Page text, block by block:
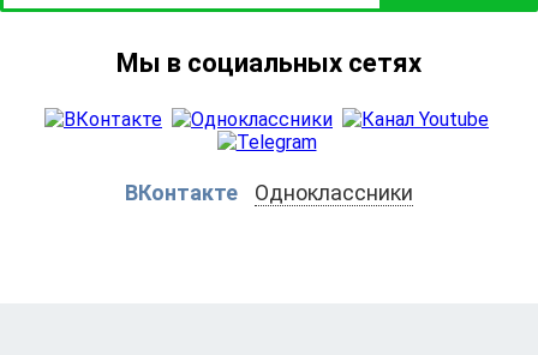
Мы в социальных сетях
ВКонтакте Одноклассники